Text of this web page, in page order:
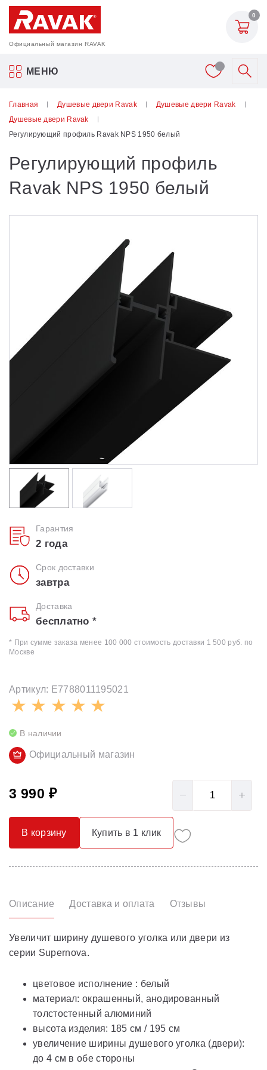
Официальный магазин RAVAK
0
МЕНЮ
Акриловые ванны Ravak
Шторки для ванн
Мебель для ванной
Аксессуары
Душевые двери
Душевые уголки
Поддоны для душа
Сиденья OVO для душевых уголков
Умывальники
Средства ухода
Главная Душевые двери Ravak
Душевые двери Ravak
Душевые двери Ravak
Регулирующий профиль Ravak NPS 1950 белый
Регулирующий профиль
Ravak NPS 1950 белый
Гарантия
2 года
Срок доставки
завтра
Доставка
бесплатно *
* При сумме заказа менее 100 000 стоимость доставки 1 500 руб. по
Москве
Артикул: E7788011195021
В наличии
Официальный магазин
3 990 ₽
В корзину Купить в 1 клик
Описание Доставка и оплата Отзывы
Увеличит ширину душевого уголка или двери из
серии Supernova.
цветовое исполнение : белый
материал: окрашенный, анодированный
толстостенный алюминий
высота изделия: 185 см / 195 см
увеличение ширины душевого уголка (двери):
до 4 см в обе стороны